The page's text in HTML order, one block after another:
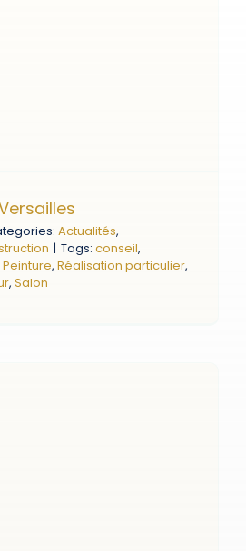
Actualités,
| Tags: conseil,
Peinture, Réalisation particulier,
, Salon